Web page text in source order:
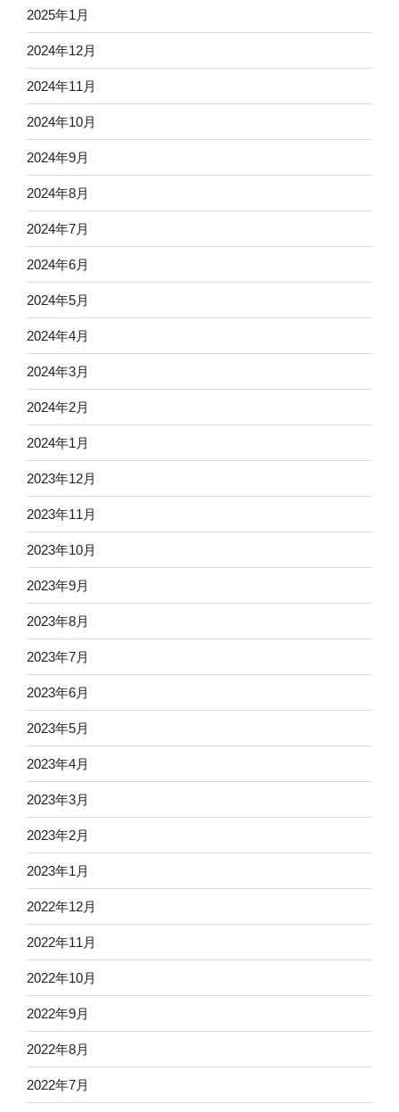
2025年1月
2024年12月
2024年11月
2024年10月
2024年9月
2024年8月
2024年7月
2024年6月
2024年5月
2024年4月
2024年3月
2024年2月
2024年1月
2023年12月
2023年11月
2023年10月
2023年9月
2023年8月
2023年7月
2023年6月
2023年5月
2023年4月
2023年3月
2023年2月
2023年1月
2022年12月
2022年11月
2022年10月
2022年9月
2022年8月
2022年7月